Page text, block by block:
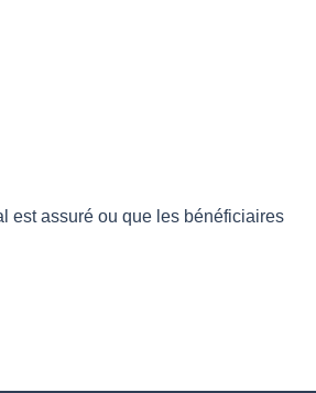
est assuré ou que les bénéficiaires